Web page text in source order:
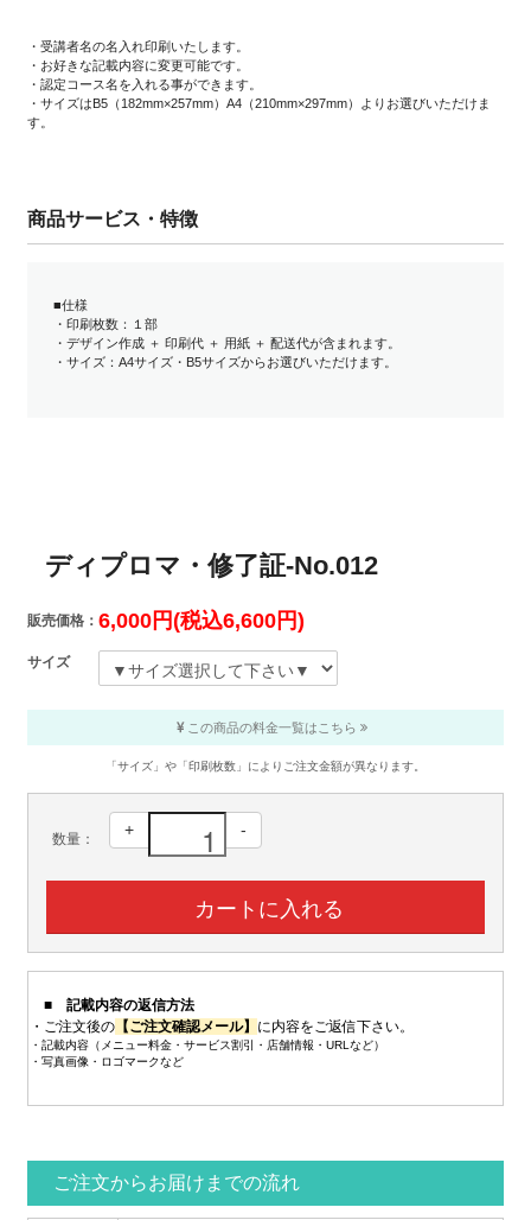
・受講者名の名入れ印刷いたします。
・お好きな記載内容に変更可能です。
・認定コース名を入れる事ができます。
・サイズはB5（182mm×257mm）A4（210mm×297mm）よりお選びいただけま
す。
商品サービス・特徴
■仕様
・印刷枚数：１部
・デザイン作成 ＋ 印刷代 ＋ 用紙 ＋ 配送代が含まれます。
・サイズ：A4サイズ・B5サイズからお選びいただけます。
ディプロマ・修了証-No.012
販売価格： 6,000円(税込6,600円)
サイズ
この商品の料金一覧はこちら
「サイズ」や「印刷枚数」によりご注文金額が異なります。
数量：
+ -
■ 記載内容の返信方法
・ご注文後の【ご注文確認メール】 に内容をご返信下さい。
・記載内容（メニュー料金・サービス割引・店舗情報・URLなど）
・写真画像・ロゴマークなど
ご注文からお届けまでの流れ